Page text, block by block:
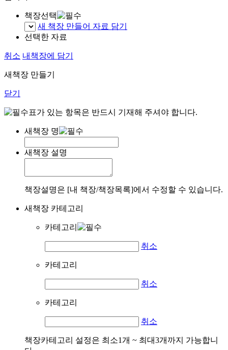
책장선택
새 책장 만들어 자료 담기
선택한 자료
취소 내책장에 담기
새책장 만들기
닫기
표가 있는 항목은 반드시 기재해 주셔야 합니다.
새책장 명
새책장 설명
책장설명은 [내 책장/책장목록]에서 수정할 수 있습니다.
새책장 카테고리
카테고리
취소
카테고리
취소
카테고리
취소
책장카테고리 설정은 최소1개 ~ 최대3개까지 가능합니